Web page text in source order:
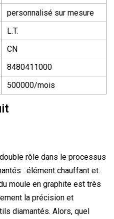
personnalisé sur mesure
L.T.
CN
8480411000
500000/mois
rôle dans le processus
: élément chauffant et
moule en graphite est très
la précision et
diamantés. Alors, quel